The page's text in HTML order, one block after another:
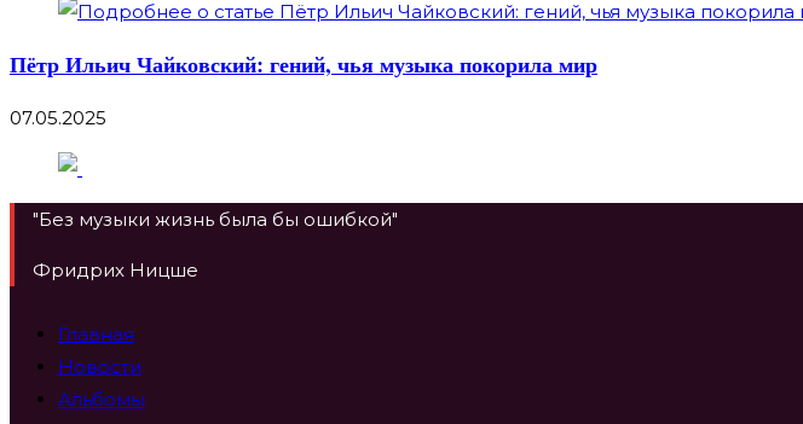
Пётр Ильич Чайковский: гений, чья музыка покорила мир
07.05.2025
"Без музыки жизнь была бы ошибкой"
Фридрих Ницше
Главная
Новости
Альбомы